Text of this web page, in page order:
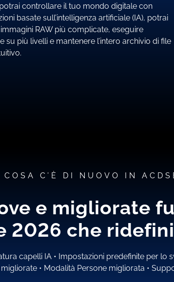
controllare il tuo mondo digitale con
basate sull’intelligenza artificiale (IA), potrai
RAW più complicate, eseguire
più livelli e mantenere l’intero archivio di file
COSA C’È DI NUOVO IN
e migliorate
2026 che
capelli IA • Impostazioni predefinite per lo
migliorate • Modalità Persone migliorata •